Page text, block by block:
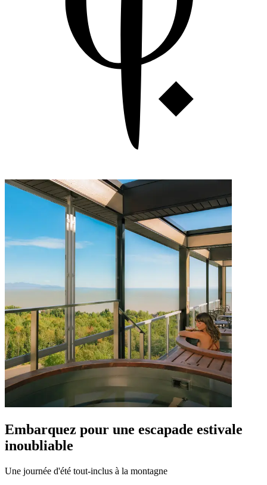
Embarquez pour une escapade estivale
inoubliable
Une journée d'été tout-inclus à la montagne